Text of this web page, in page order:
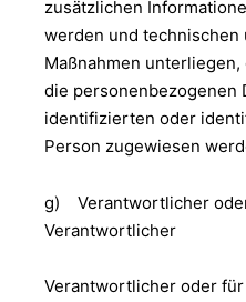
zusätzlichen
werden und technischen
Maßnahmen
die personenbezogenen
identifizierten oder
Person zugewiesen
g) Verantwortlicher
Verantwortlicher
Verantwortlicher oder